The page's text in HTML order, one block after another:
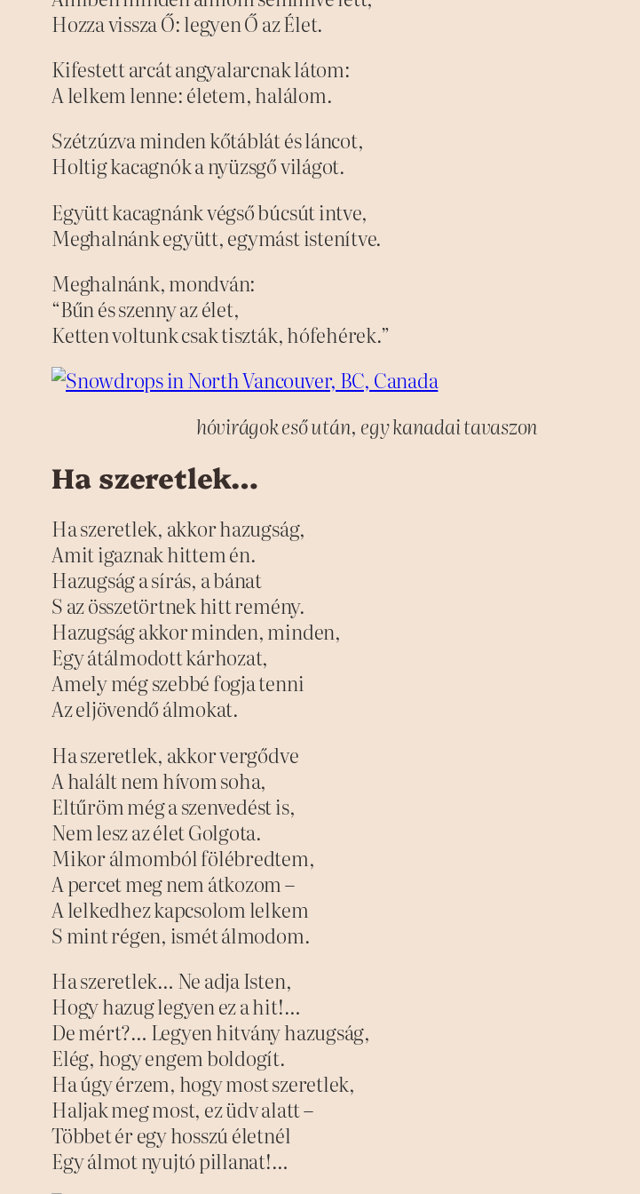
Hozza vissza Ő: legyen Ő az Élet.
Kifestett arcát angyalarcnak látom:
A lelkem lenne: életem, halálom.
Szétzúzva minden kőtáblát és láncot,
Holtig kacagnók a nyüzsgő világot.
Együtt kacagnánk végső búcsút intve,
Meghalnánk együtt, egymást istenítve.
Meghalnánk, mondván:
“Bűn és szenny az élet,
Ketten voltunk csak tiszták, hófehérek.”
hóvirágok eső után, egy kanadai tavaszon
Ha szeretlek…
Ha szeretlek, akkor hazugság,
Amit igaznak hittem én.
Hazugság a sírás, a bánat
S az összetörtnek hitt remény.
Hazugság akkor minden, minden,
Egy átálmodott kárhozat,
Amely még szebbé fogja tenni
Az eljövendő álmokat.
Ha szeretlek, akkor vergődve
A halált nem hívom soha,
Eltűröm még a szenvedést is,
Nem lesz az élet Golgota.
Mikor álmomból fölébredtem,
A percet meg nem átkozom –
A lelkedhez kapcsolom lelkem
S mint régen, ismét álmodom.
Ha szeretlek… Ne adja Isten,
Hogy hazug legyen ez a hit!…
De mért?… Legyen hitvány hazugság,
Elég, hogy engem boldogít.
Ha úgy érzem, hogy most szeretlek,
Haljak meg most, ez üdv alatt –
Többet ér egy hosszú életnél
Egy álmot nyujtó pillanat!…